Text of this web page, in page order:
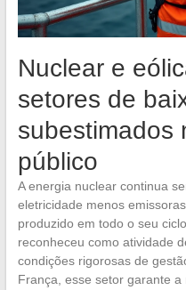
Nuclear e
setores de
subestimados
público
A energia nuclear continua
eletricidade menos
produzido em todo o seu
reconheceu como atividade
condições rigorosas de
França, esse setor garante